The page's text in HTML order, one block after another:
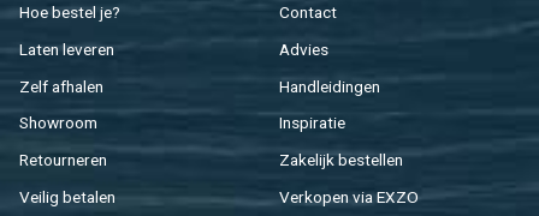
Hoe be­stel je?
Laten le­ve­ren
Zelf af­ha­len
Show­room
Re­tour­ne­ren
Vei­lig be­ta­len
Con­tact
Ad­vies
Hand­lei­din­gen
In­spi­ra­tie
Za­ke­lijk be­stel­len
Ver­ko­pen via EXZO